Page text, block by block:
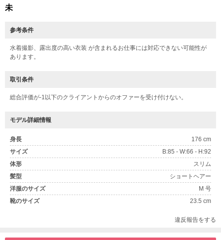
未
参考条件
水着撮影、露出度の高い衣装 が含まれるお仕事には対応できない可能性が
あります。
取引条件
総合評価が-1以下のクライアントからのオファーを受け付けない。
モデル詳細情報
身長
176 cm
サイズ
B:85 - W:66 - H:92
体形
スリム
髪型
ショートヘアー
洋服のサイズ
M 号
靴のサイズ
23.5 cm
違反報告をする